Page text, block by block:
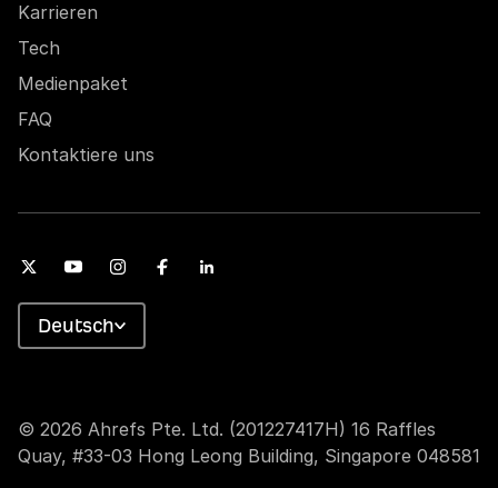
Karrieren
Tech
Medienpaket
FAQ
Kontaktiere uns
© 2026 Ahrefs Pte. Ltd. (201227417H) 16 Raffles
Quay, #33-03 Hong Leong Building, Singapore 048581
Deutsch